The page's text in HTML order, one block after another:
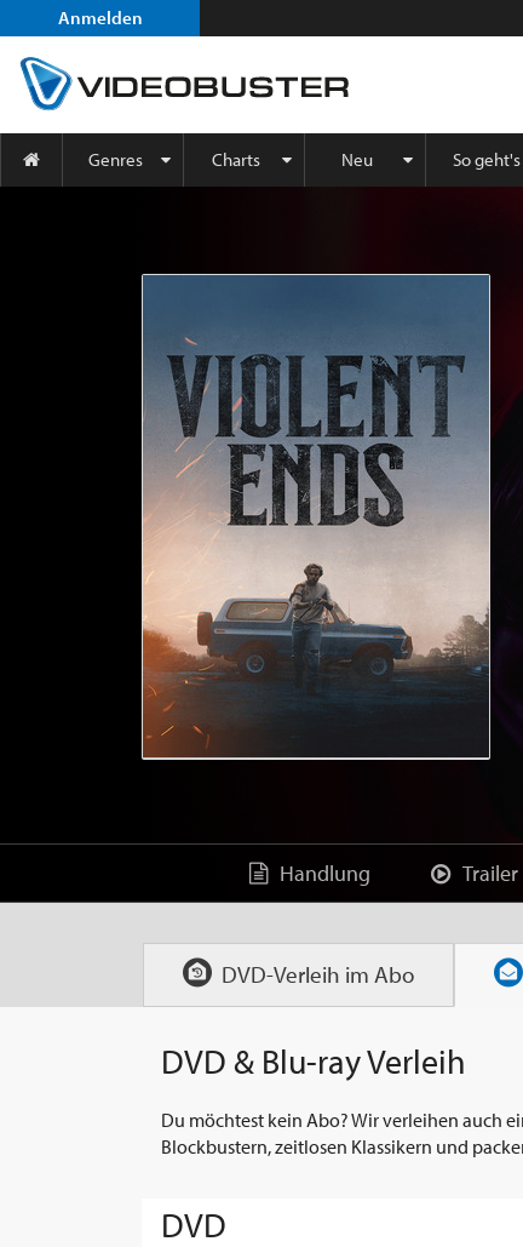
Anmelden
Genres Charts Neu So geht's
Handlung Trailer
DVD-Verleih im Abo
DVD & Blu-ray Verleih
Du möchtest kein Abo? Wir verleihen auch
Blockbustern, zeitlosen Klassikern und
DVD